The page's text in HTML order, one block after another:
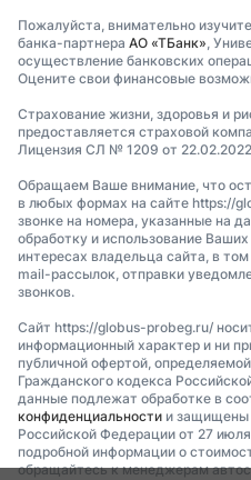
Пожалуйста, внимательно
банка-партнера АО «ТБанк»,
осуществление банковских
Оцените свои финансовые
Страхование жизни, здоровья и
предоставляется страховой
Лицензия СЛ № 1209 от 22.02.2022
Обращаем Ваше внимание, что
в любых формах на сайте https://
звонке на номера, указанные на
обработку и использование
интересах владельца сайта, в
mail-рассылок, отправки
звонков.
Сайт https://globus-probeg.ru/
информационный характер и ни
публичной офертой,
Гражданского кодекса
данные подлежат обработке в
конфиденциальности и защищены
Российской Федерации от 27
подробной информации о
обращайтесь к менеджерам